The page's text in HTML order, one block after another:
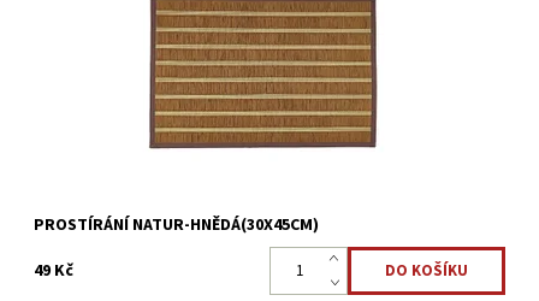
Skladem 2 ks
22323892
PROSTÍRÁNÍ NATUR-HNĚDÁ(30X45CM)
49 Kč